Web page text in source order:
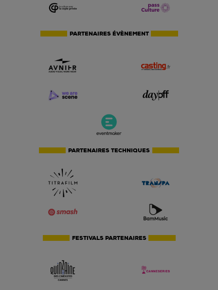
PARTENAIRES ÉVÈNEMENT
PARTENAIRES TECHNIQUES
FESTIVALS PARTENAIRES